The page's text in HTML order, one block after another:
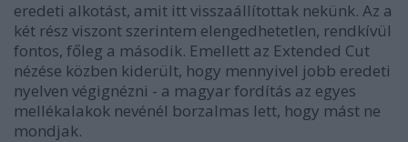
eredeti alkotást, amit itt visszaállítottak nekünk. Az a
két rész viszont szerintem elengedhetetlen, rendkívül
fontos, főleg a második. Emellett az Extended Cut
nézése közben kiderült, hogy mennyivel jobb eredeti
nyelven végignézni - a magyar fordítás az egyes
mellékalakok nevénél borzalmas lett, hogy mást ne
mondjak.